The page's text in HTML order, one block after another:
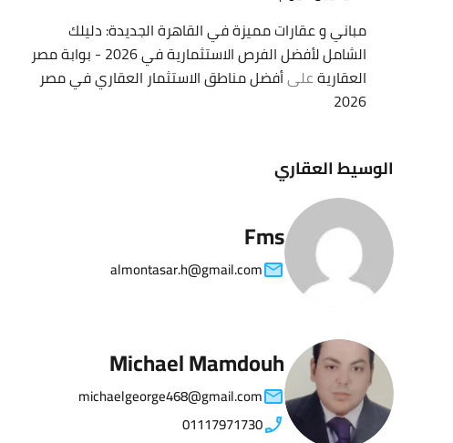
مباني و عقارات مميزة في القاهرة الجديدة: دليلك
الشامل لأفضل الفرص الاستثمارية في 2026 - بوابة مصر
العقاريةعلىأفضل مناطق الاستثمار العقاري في مصر
2026
الوسيط العقاري
Fms
almontasar.h@gmail.com
Michael Mamdouh
michaelgeorge468@gmail.com
01117971730